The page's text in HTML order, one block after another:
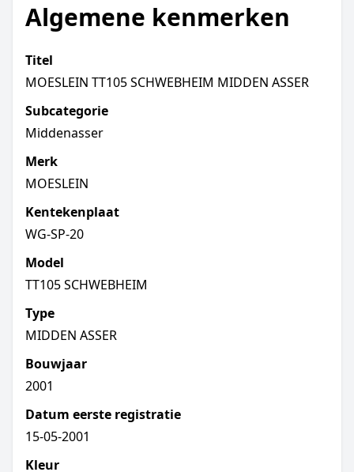
Algemene kenmerken
Titel
MOESLEIN TT105 SCHWEBHEIM MIDDEN ASSER
Subcategorie
Middenasser
Merk
MOESLEIN
Kentekenplaat
WG-SP-20
Model
TT105 SCHWEBHEIM
Type
MIDDEN ASSER
Bouwjaar
2001
Datum eerste registratie
15-05-2001
Kleur